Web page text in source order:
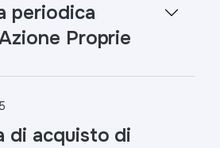
periodica
Proprie
di acquisto di